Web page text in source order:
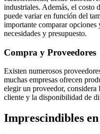
industriales. Además, el costo
puede variar en función del
importante comparar opciones
necesidades y presupuesto.
Compra y Proveedores
Existen numerosos
muchas empresas ofrecen
elegir un proveedor,
cliente y la disponibilidad de
Imprescindibles